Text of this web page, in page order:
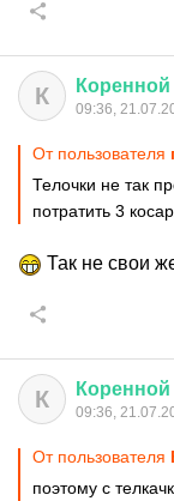
К Коренной
09:36,
От пользователя
Телочки не так
потратить 3
Так не свои
К Коренной
09:36,
От пользователя
поэтому с